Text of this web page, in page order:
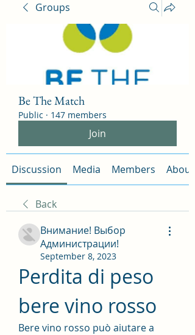
Groups
Be The Match
Public · 147 members
Join
Discussion Media Members About
Back
Внимание! Выбор
Администрации!
September 8, 2023
Perdita di peso
bere vino rosso
Bere vino rosso può aiutare a